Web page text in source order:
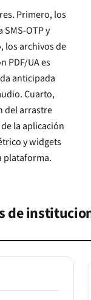
Primero, los
plataforma.
de